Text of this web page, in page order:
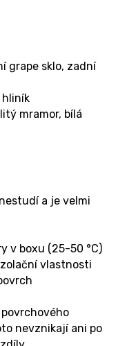
grape sklo, zadní
hliník
mramor, bílá
a je velmi
v boxu (25-50 °C)
vlastnosti
nevznikají ani po